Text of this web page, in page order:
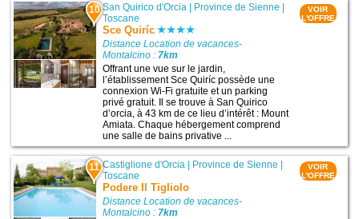
10 San Quirico d'Orcia | Province de Sienne |
Toscane
Sce Quiríc
Distance Location de vacances-
Montalcino : 7km
Offrant une vue sur le jardin,
l’établissement Sce Quiríc possède une
connexion Wi-Fi gratuite et un parking
privé gratuit. Il se trouve à San Quirico
dʼorcia, à 43 km de ce lieu d’intérêt : Mount
Amiata. Chaque hébergement comprend
une salle de bains privative ...
VOIR
L'OFFRE
11 Castiglione d'Orcia | Province de Sienne |
Toscane
Podere Il Tigliolo
Distance Location de vacances-
Montalcino : 7km
VOIR
L'OFFRE